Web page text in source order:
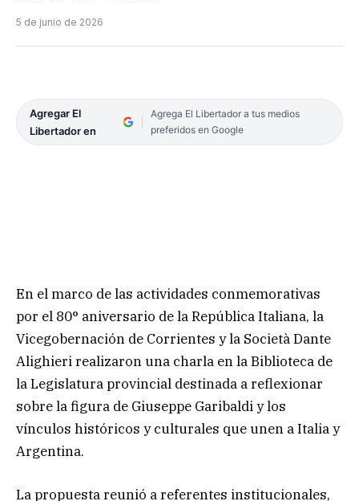
5 de junio de 2026
Agregar El
Libertador en
Agrega El Libertador a tus medios
preferidos en Google
En el marco de las actividades conmemorativas
por el 80° aniversario de la República Italiana, la
Vicegobernación de Corrientes y la Società Dante
Alighieri realizaron una charla en la Biblioteca de
la Legislatura provincial destinada a reflexionar
sobre la figura de Giuseppe Garibaldi y los
vínculos históricos y culturales que unen a Italia y
Argentina.
La propuesta reunió a referentes institucionales,